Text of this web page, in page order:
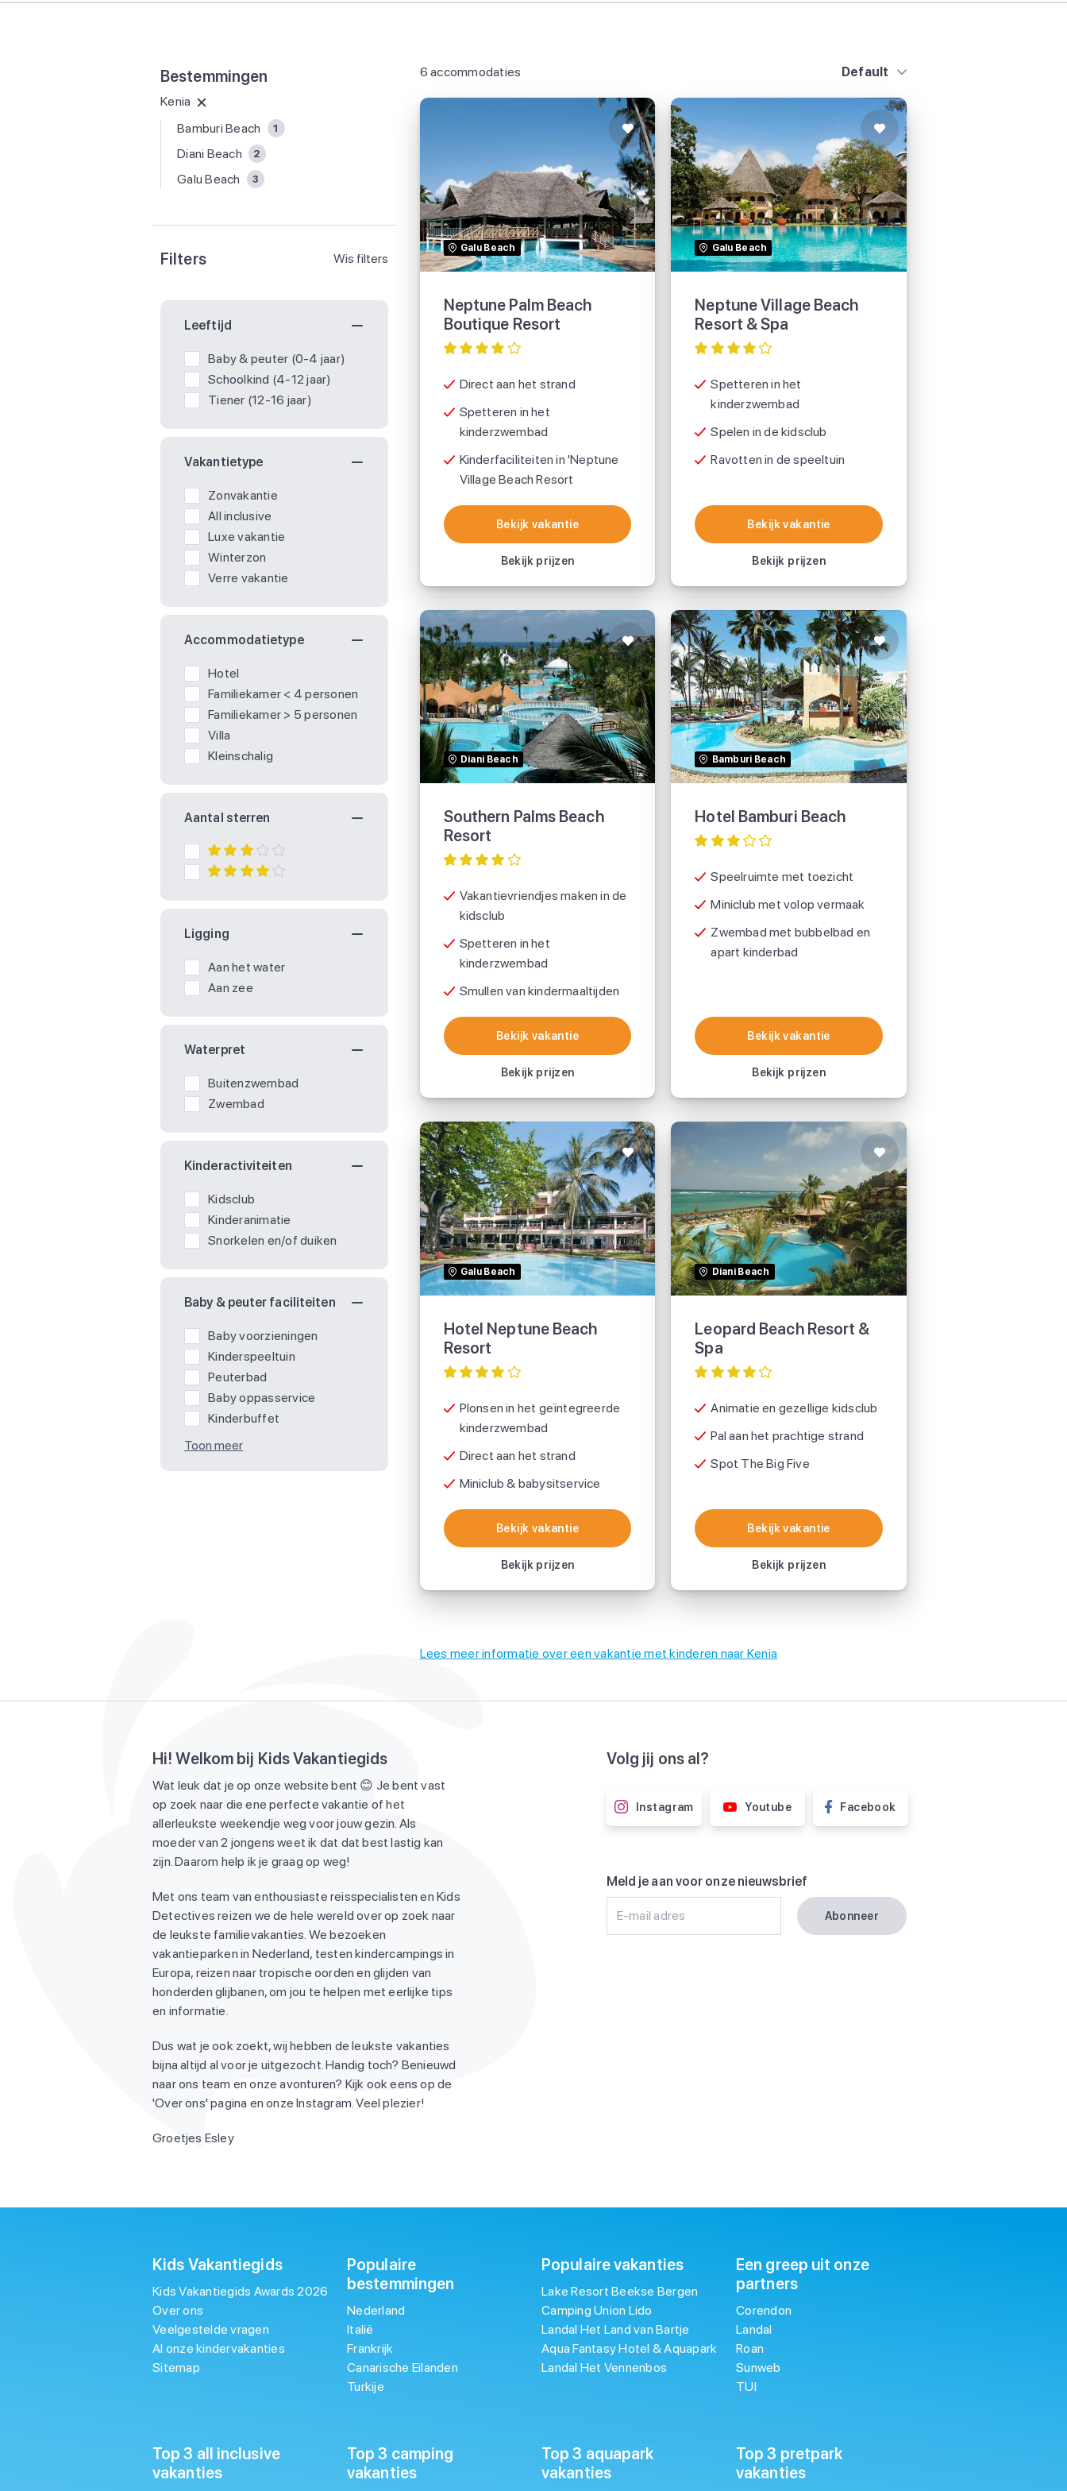
Bestemmingen
Kenia
Bamburi Beach
1
Diani Beach 2
Galu Beach 3
Filters Wis filters
Leeftijd
Baby & peuter (0-4 jaar)
Schoolkind (4-12 jaar)
Tiener (12-16 jaar)
Vakantietype
Zonvakantie
All inclusive
Luxe vakantie
Winterzon
Verre vakantie
Accommodatietype
Hotel
Familiekamer < 4 personen
Familiekamer > 5 personen
Villa
Kleinschalig
Aantal sterren
Ligging
Aan het water
Aan zee
Waterpret
Buitenzwembad
Zwembad
Kinderactiviteiten
Kidsclub
Kinderanimatie
Snorkelen en/of duiken
Baby & peuter faciliteiten
Baby voorzieningen
Kinderspeeltuin
Peuterbad
Baby oppasservice
Kinderbuffet
Toon meer
6 accommodaties Default
Galu Beach
Neptune Palm Beach
Boutique Resort
Direct aan het strand
Spetteren in het
kinderzwembad
Kinderfaciliteiten in 'Neptune
Village Beach Resort
Bekijk vakantie
Bekijk prijzen
Neptune Palm Beach
Boutique Resort
Bekijk vakantie
Galu Beach
Neptune Village Beach
Resort & Spa
Spetteren in het
kinderzwembad
Spelen in de kidsclub
Ravotten in de speeltuin
Bekijk vakantie
Bekijk prijzen
Neptune Village Beach
Resort & Spa
Bekijk vakantie
Diani Beach
Southern Palms Beach
Resort
Vakantievriendjes maken in de
kidsclub
Spetteren in het
kinderzwembad
Smullen van kindermaaltijden
Bekijk vakantie
Bekijk prijzen
Southern Palms Beach
Resort
Bekijk vakantie
Bamburi Beach
Hotel Bamburi Beach
Speelruimte met toezicht
Miniclub met volop vermaak
Zwembad met bubbelbad en
apart kinderbad
Bekijk vakantie
Bekijk prijzen
Hotel Bamburi Beach
Bekijk vakantie
Galu Beach
Hotel Neptune Beach
Resort
Plonsen in het geïntegreerde
kinderzwembad
Direct aan het strand
Miniclub & babysitservice
Bekijk vakantie
Bekijk prijzen
Hotel Neptune Beach
Resort
Bekijk vakantie
Diani Beach
Leopard Beach Resort &
Spa
Animatie en gezellige kidsclub
Pal aan het prachtige strand
Spot The Big Five
Bekijk vakantie
Bekijk prijzen
Leopard Beach Resort &
Spa
Bekijk vakantie
Lees meer informatie over een vakantie met kinderen naar Kenia
Hi! Welkom bij Kids Vakantiegids
Wat leuk dat je op onze website bent 😊 Je bent vast
op zoek naar die ene perfecte vakantie of het
allerleukste weekendje weg voor jouw gezin. Als
moeder van 2 jongens weet ik dat dat best lastig kan
zijn. Daarom help ik je graag op weg!
Met ons team van enthousiaste reisspecialisten en Kids
Detectives reizen we de hele wereld over op zoek naar
de leukste familievakanties. We bezoeken
vakantieparken in Nederland, testen kindercampings in
Europa, reizen naar tropische oorden en glijden van
honderden glijbanen, om jou te helpen met eerlijke tips
en informatie.
Dus wat je ook zoekt, wij hebben de leukste vakanties
bijna altijd al voor je uitgezocht. Handig toch? Benieuwd
naar ons team en onze avonturen? Kijk ook eens op de
'Over ons' pagina en onze Instagram. Veel plezier!
Groetjes Esley
Volg jij ons al?
Instagram Youtube Facebook
Meld je aan voor onze nieuwsbrief
E-mail adres Abonneer
Kids Vakantiegids
Kids Vakantiegids Awards 2026
Over ons
Veelgestelde vragen
Al onze kindervakanties
Sitemap
Populaire
bestemmingen
Nederland
Italië
Frankrijk
Canarische Eilanden
Turkije
Populaire vakanties
Lake Resort Beekse Bergen
Camping Union Lido
Landal Het Land van Bartje
Aqua Fantasy Hotel & Aquapark
Landal Het Vennenbos
Een greep uit onze
partners
Corendon
Landal
Roan
Sunweb
TUI
Top 3 all inclusive
vakanties
Top 3 camping
vakanties
Top 3 aquapark
vakanties
Top 3 pretpark
vakanties